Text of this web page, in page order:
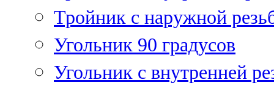
Тройник с наружной
Угольник 90 градусов
Угольник c внутренней